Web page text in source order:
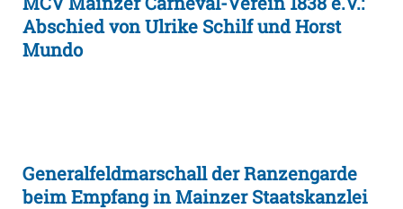
Abschied von Ulrike Schilf und Horst
Mundo
Generalfeldmarschall der Ranzengarde
beim Empfang in Mainzer Staatskanzlei